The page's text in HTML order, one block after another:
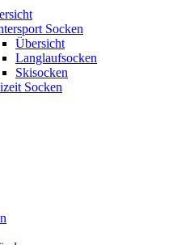
Socken
Übersicht
Langlaufsocken
Skisocken
Socken